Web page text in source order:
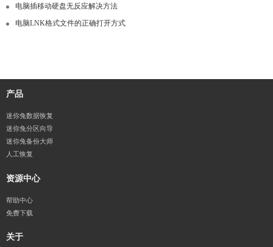
电脑插移动硬盘无反应解决方法
电脑LNK格式文件的正确打开方式
产品
迷你兔数据恢复
迷你兔分区向导
迷你兔备份大师
人工恢复
资源中心
帮助中心
免费下载
关于